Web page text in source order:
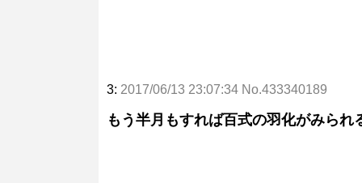
3: 2017/06/13 23:07:34 No.433340189
もう半月もすれば百式の羽化がみられ